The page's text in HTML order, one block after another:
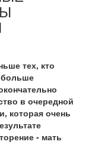
тех, кто
больше
в очередной
которая очень
- мать